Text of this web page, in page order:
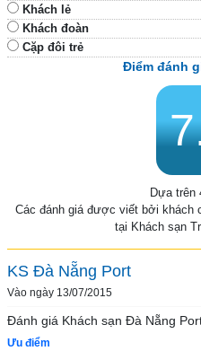
Khách lẻ
Khách đoàn
Cặp đôi trẻ
Điểm đánh
Dựa trên
Các đánh giá được viết bởi khách
tại Khách sạn
KS Đà Nẵng Port
Vào ngày 13/07/2015
Đánh giá Khách sạn Đà Nẵng
Ưu điểm